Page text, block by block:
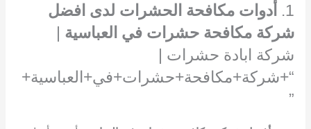
1.
أدوات مكافحة الحشرات لدى افضل
شركة مكافحة حشرات في العباسية
شركة ابادة حشرات |
“+شركة+مكافحة+حشرات+في+العباسية+
”